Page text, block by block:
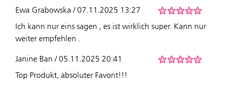
Ewa Grabowska / 07.11.2025 13:27
Ich kann nur eins sagen , es ist wirklich super. Kann nur
weiter empfehlen .
Janine Ban / 05.11.2025 20:41
Top Produkt, absoluter Favorit!!!